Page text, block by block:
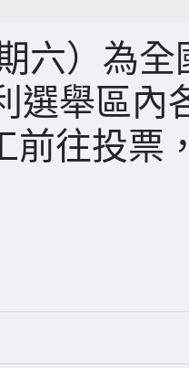
六）為全
選舉區內
前往投票